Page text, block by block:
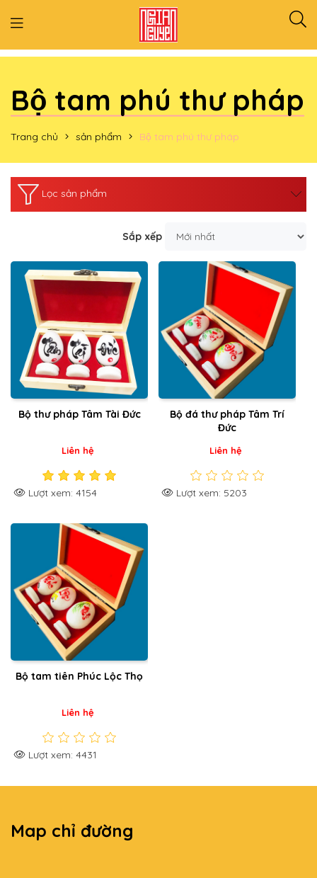
Bộ tam phú thư pháp
Trang chủ sản phẩm Bộ tam phú thư pháp
Lọc sản phẩm
Sắp xếp
Bộ thư pháp Tâm Tài Đức
Liên hệ
Lượt xem: 4154
Bộ đá thư pháp Tâm Trí
Đức
Liên hệ
Lượt xem: 5203
Bộ tam tiên Phúc Lộc Thọ
Liên hệ
Lượt xem: 4431
Map chỉ đường